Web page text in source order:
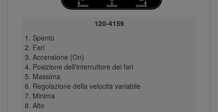
120-4159
Spento
Fari
Accensione (On)
Posizione dell'interruttore dei fari
Massima
Regolazione della velocità variabile
Minima
Alto